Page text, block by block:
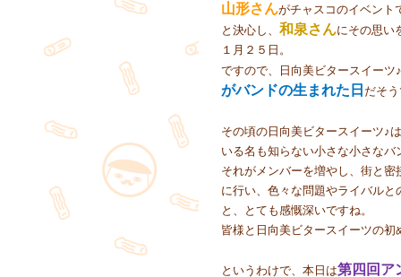
山形さんがチャスコのイベント
と決心し、 和泉さんにその思い
１月２５日。
ですので、日向美ビタースイー
がバンドの生まれた日 だそ
その頃の日向美ビタースイーツ♪
いる名も知らない小さな小さなバ
それがメンバーを増やし、街と
に行い、色々な問題やライバル
と、とても感慨深いですね。
皆様と日向美ビタースイーツの
というわけで、本日は第四回ア